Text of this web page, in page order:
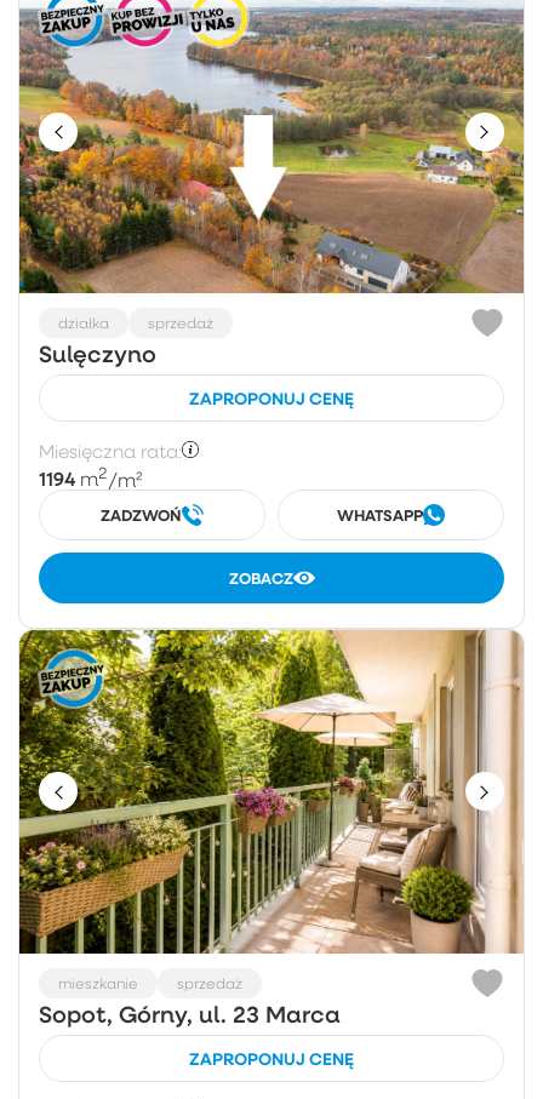
działka sprzedaż
Sulęczyno
ZAPROPONUJ CENĘ
Miesięczna rata:
1194 m2/m²
ZADZWOŃ WHATSAPP
ZOBACZ
mieszkanie sprzedaż
Sopot, Górny, ul. 23 Marca
ZAPROPONUJ CENĘ